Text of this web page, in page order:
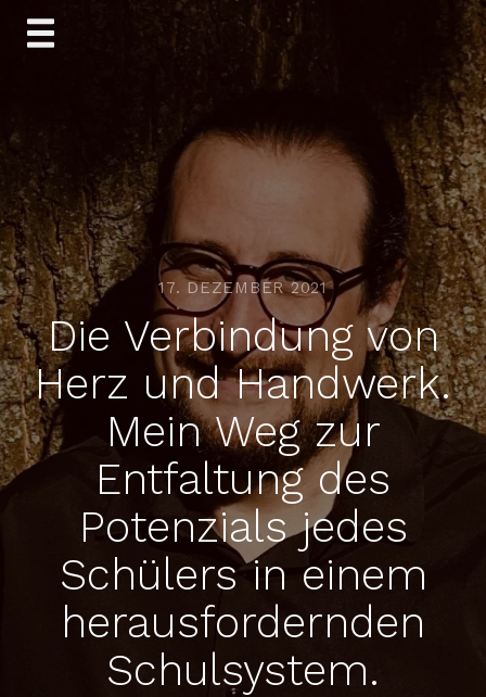
Skip
17. DEZEMBER 2021
Die Verbindung von
Herz und Handwerk.
Mein Weg zur
Entfaltung des
Potenzials jedes
Schülers in einem
herausfordernden
Schulsystem.